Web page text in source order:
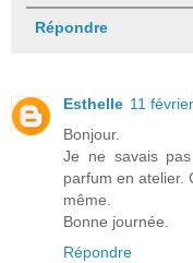
Répondre
Esthelle 11
Bonjour.
Je ne savais
parfum en atelier.
même.
Bonne journée.
Répondre